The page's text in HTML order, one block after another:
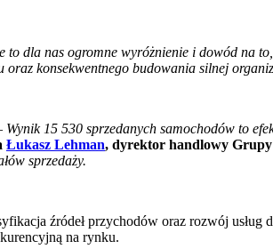
dla nas ogromne wyróżnienie i dowód na
oraz konsekwentnego budowania silnej
Wynik 15 530 sprzedanych samochodów to
Łukasz Lehman, dyrektor handlowy
sprzedaży.
źródeł przychodów oraz rozwój
na rynku.